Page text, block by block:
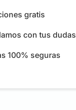
gratis
con tus dudas
100% seguras